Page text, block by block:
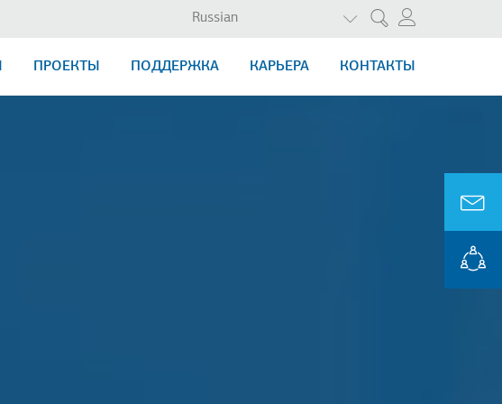
Поиск
Russian
СПИСОК
ПРОЕКТЫ ПОДДЕРЖКА КАРЬЕРА КОНТАКТЫ